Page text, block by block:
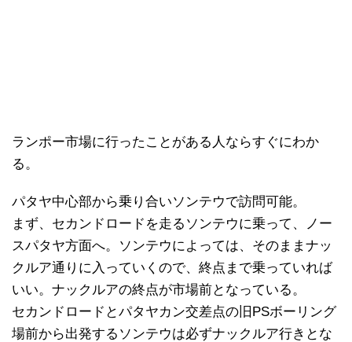
ランポー市場に行ったことがある人ならすぐにわか
る。
パタヤ中心部から乗り合いソンテウで訪問可能。
まず、セカンドロードを走るソンテウに乗って、ノー
スパタヤ方面へ。ソンテウによっては、そのままナッ
クルア通りに入っていくので、終点まで乗っていれば
いい。ナックルアの終点が市場前となっている。
セカンドロードとパタヤカン交差点の旧PSボーリング
場前から出発するソンテウは必ずナックルア行きとな